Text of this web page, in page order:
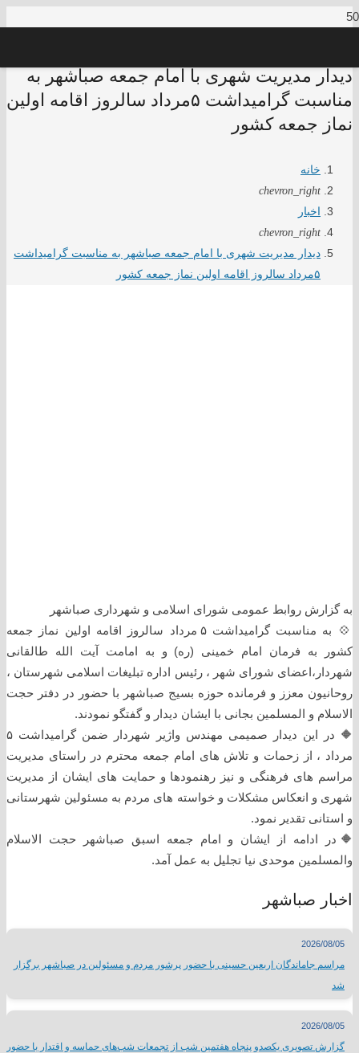
دیدار مدیریت شهری با امام جمعه صباشهر به
مناسبت گرامیداشت ۵مرداد سالروز اقامه اولین
نماز جمعه کشور
خانه
chevron_right
اخبار
chevron_right
دیدار مدیریت شهری با امام جمعه صباشهر به مناسبت گرامیداشت
۵مرداد سالروز اقامه اولین نماز جمعه کشور
به گزارش روابط عمومی شورای اسلامی و شهرداری صباشهر
💠 به مناسبت گرامیداشت ۵ مرداد سالروز اقامه اولین نماز جمعه
کشور به فرمان امام خمینی (ره) و به امامت آیت الله طالقانی
شهردار،اعضای شورای شهر ، رئیس اداره تبلیغات اسلامی شهرستان ،
روحانیون معزز و فرمانده حوزه بسیج صباشهر با حضور در دفتر حجت
الاسلام و المسلمین بجانی با ایشان دیدار و گفتگو نمودند.
🔶 در این دیدار صمیمی مهندس واژیر شهردار ضمن گرامیداشت ۵
مرداد ، از زحمات و تلاش های امام جمعه محترم در راستای مدیریت
مراسم های فرهنگی و نیز رهنمودها و حمایت های ایشان از مدیریت
شهری و انعکاس مشکلات و خواسته های مردم به مسئولین شهرستانی
و استانی تقدیر نمود.
🔶در ادامه از ایشان و امام جمعه اسبق صباشهر حجت الاسلام
والمسلمین موحدی نیا تجلیل به عمل آمد.
اخبار صباشهر
2026/08/05
مراسم جاماندگان اربعین حسینی با حضور پرشور مردم و مسئولین در صباشهر برگزار
شد
2026/08/05
گزارش تصویری یکصدو پنجاه هفتمین شب از تجمعات شب‌های حماسه و اقتدار با حضور